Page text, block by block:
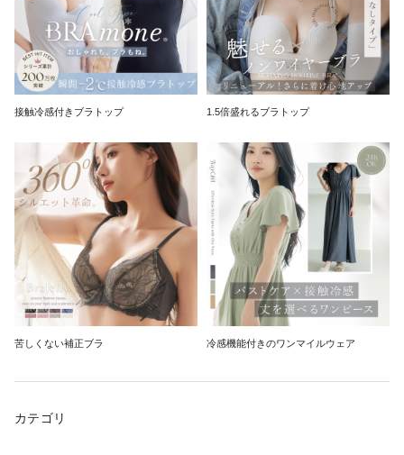
接触冷感付きブラトップ 1.5倍盛れるブラトップ
苦しくない補正ブラ 冷感機能付きのワンマイルウェア
カテゴリ